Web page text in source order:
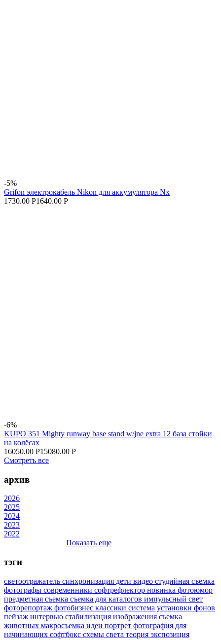
-5%
Grifon электрокабель Nikon для аккумулятора Nx
1730.00 Р1640.00 Р
-6%
KUPO 351 Mighty runway base stand w/jne extra 12 база стойки
на колёсах
16050.00 Р15080.00 Р
Смотреть все
архив
2026
2025
2024
2023
2022
Показать еще
тэги
светоотражатель синхронизация дети видео студийная съемка
фотографы современники софтрефлектор новинка фотоюмор
предметная съемка съемка для каталогов импульсный свет
фоторепортаж фотобизнес классики система установки фонов
пейзаж интервью стабилизация изображения съемка
животных макросъемка идеи портрет фотография для
начинающих софтбокс схемы света теория экспозиция